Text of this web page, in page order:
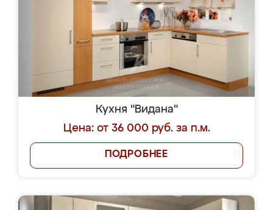
Кухня "Видана"
Цена: от 36 000 руб. за п.м.
ПОДРОБНЕЕ